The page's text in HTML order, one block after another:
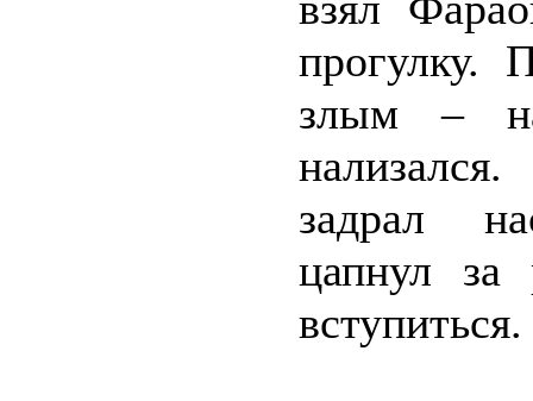
прогулку.
злым –
задрал
цапнул за
вступиться.